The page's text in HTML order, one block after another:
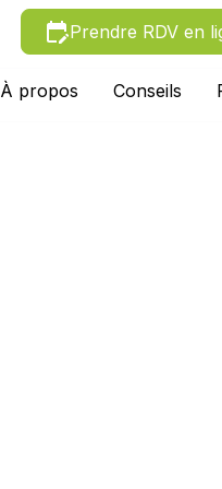
Prendre RDV en
À propos Conseils